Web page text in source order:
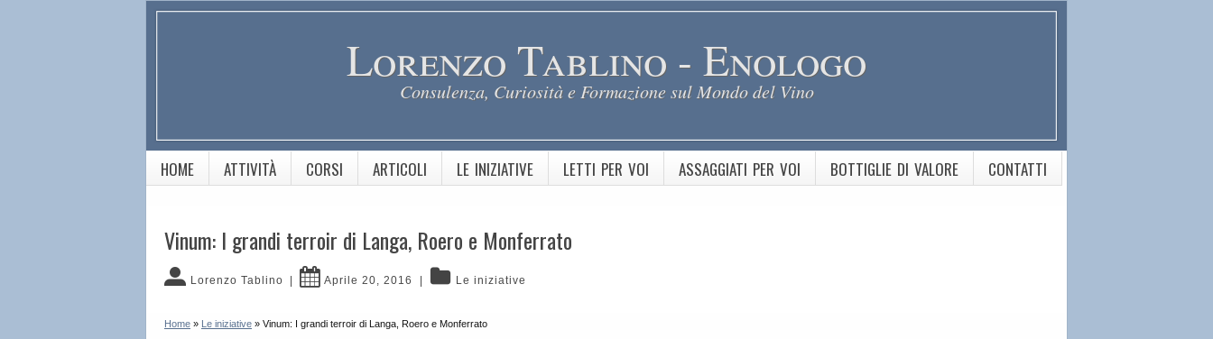
Lorenzo Tablino - Enologo
Consulenza, Curiosità e Formazione sul Mondo del Vino
HOME ATTIVITÀ CORSI ARTICOLI LE INIZIATIVE LETTI PER VOI ASSAGGIATI PER VOI BOTTIGLIE DI VALORE CONTATTI
Vinum: I grandi terroir di Langa, Roero e Monferrato
Lorenzo Tablino Aprile 20, 2016 Le iniziative
Home » Le iniziative » Vinum: I grandi terroir di Langa, Roero e Monferrato